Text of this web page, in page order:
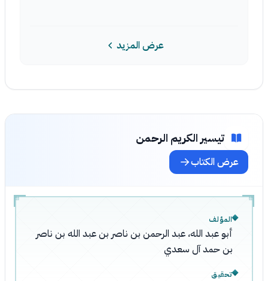
عرض المزيد
تيسير الكريم الرحمن
عرض الكتاب
المؤلف
أبو عبد الله، عبد الرحمن بن ناصر بن عبد الله بن ناصر
بن حمد آل سعدي
تحقيق